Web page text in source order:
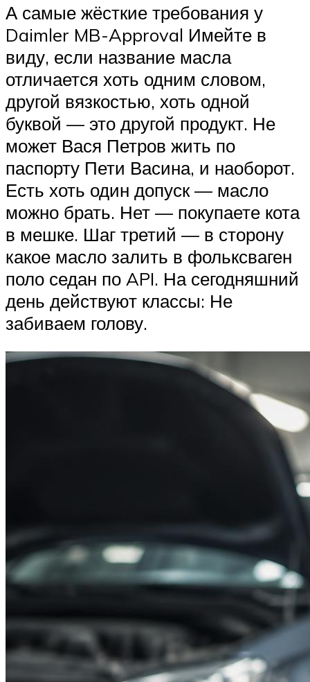
А самые жёсткие требования у
Daimler MB-Approval Имейте в
виду, если название масла
отличается хоть одним словом,
другой вязкостью, хоть одной
буквой — это другой продукт. Не
может Вася Петров жить по
паспорту Пети Васина, и наоборот.
Есть хоть один допуск — масло
можно брать. Нет — покупаете кота
в мешке. Шаг третий — в сторону
какое масло залить в фольксваген
поло седан по API. На сегодняшний
день действуют классы: Не
забиваем голову.